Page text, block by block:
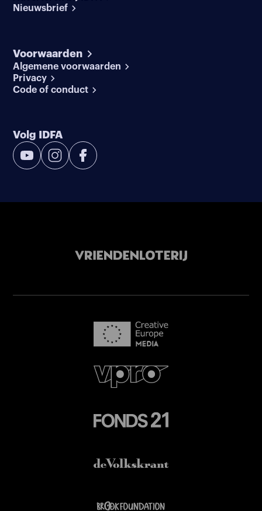
Nieuwsbrief
Voorwaarden
Algemene voorwaarden
Privacy
Code of conduct
Volg IDFA